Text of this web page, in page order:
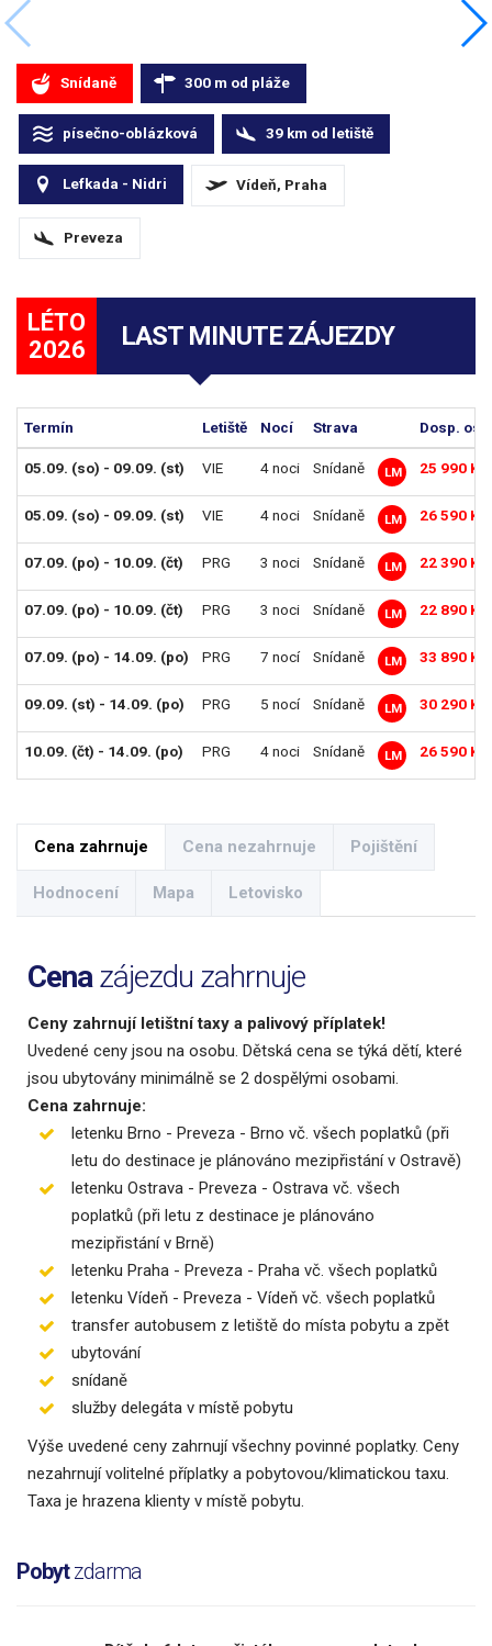
Snídaně 300 m od pláže
písečno-oblázková 39 km od letiště
Lefkada - Nidri Vídeň, Praha
Preveza
LÉTO
2026
LAST MINUTE ZÁJEZDY
Termín Letiště Nocí Strava Dosp. os.
05.09. (so) - 09.09. (st) VIE 4 noci Snídaně LM 25 990 Kč
05.09. (so) - 09.09. (st) VIE 4 noci Snídaně LM 26 590 Kč
07.09. (po) - 10.09. (čt) PRG 3 noci Snídaně LM 22 390 Kč
07.09. (po) - 10.09. (čt) PRG 3 noci Snídaně LM 22 890 Kč
07.09. (po) - 14.09. (po) PRG 7 nocí Snídaně LM 33 890 Kč
09.09. (st) - 14.09. (po) PRG 5 nocí Snídaně LM 30 290 Kč
10.09. (čt) - 14.09. (po) PRG 4 noci Snídaně LM 26 590 Kč
Cena zahrnuje Cena nezahrnuje Pojištění
Hodnocení Mapa Letovisko
Cenazájezdu zahrnuje
Ceny zahrnují letištní taxy a palivový příplatek!
Uvedené ceny jsou na osobu. Dětská cena se týká dětí, které
jsou ubytovány minimálně se 2 dospělými osobami.
Cena zahrnuje:
letenku Brno - Preveza - Brno vč. všech poplatků (při
letu do destinace je plánováno mezipřistání v Ostravě)
letenku Ostrava - Preveza - Ostrava vč. všech
poplatků (při letu z destinace je plánováno
mezipřistání v Brně)
letenku Praha - Preveza - Praha vč. všech poplatků
letenku Vídeň - Preveza - Vídeň vč. všech poplatků
transfer autobusem z letiště do místa pobytu a zpět
ubytování
snídaně
služby delegáta v místě pobytu
Výše uvedené ceny zahrnují všechny povinné poplatky. Ceny
nezahrnují volitelné příplatky a pobytovou/klimatickou taxu.
Taxa je hrazena klienty v místě pobytu.
Pobytzdarma